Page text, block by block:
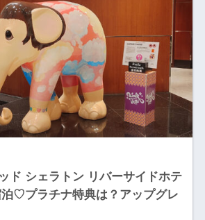
ド シェラトン リバーサイドホテ
♡プラチナ特典は？アップグレ